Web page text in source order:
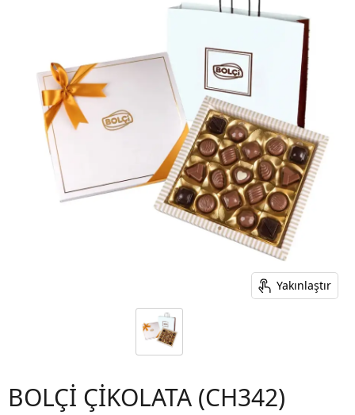
Yakınlaştır
BOLÇİ ÇİKOLATA (CH342)